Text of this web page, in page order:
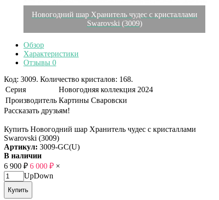
Новогодний шар Хранитель чудес с кристаллами
Swarovski (3009)
Обзор
Характеристики
Отзывы 0
Код: 3009. Количество кристалов: 168.
Серия
Новогодняя коллекция 2024
Производитель Картины Сваровски
Рассказать друзьям!
Купить Новогодний шар Хранитель чудес с кристаллами
Swarovski (3009)
Артикул: 3009-GC(U)
В наличии
6 900 ₽ 6 000 ₽ ×
UpDown
Купить